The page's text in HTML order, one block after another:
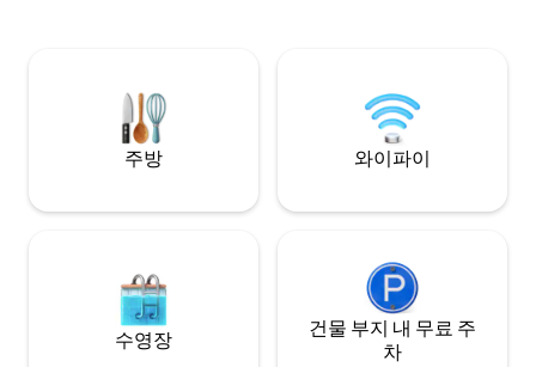
되어 있습니다.
주방 와이파이
수영장
건물 부지 내 무료 주
차